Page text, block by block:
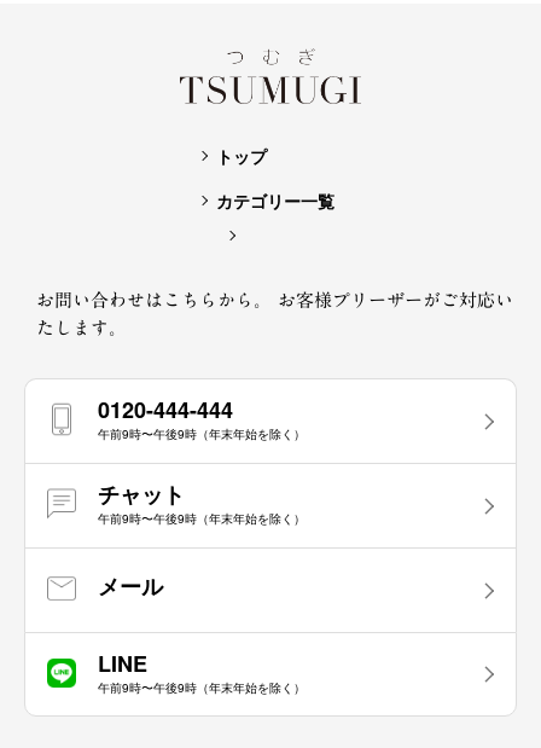
トップ
カテゴリー一覧
お問い合わせはこちらから。
お客様プリーザーがご対応い
たします。
0120-444-444
午前9時〜午後9時（年末年始を除く）
チャット
午前9時〜午後9時（年末年始を除く）
メール
LINE
午前9時〜午後9時（年末年始を除く）